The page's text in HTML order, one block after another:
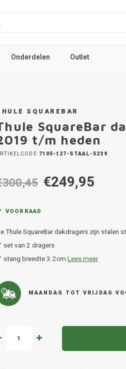
Onderdelen Outlet
SQUAREBAR
SquareBar
t/m heden
7105-127-STAAL-5239
€249,95
VOORRAAD
Thule SquareBar dakdragers zijn
set van 2 dragers
stang breedte 3.2cm Lees meer
MAANDAG TOT VRIJDAG